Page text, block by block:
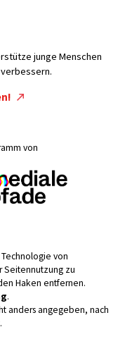
junge Menschen
von
von
Seitennutzung zu
Haken entfernen.
.
anders angegeben, nach